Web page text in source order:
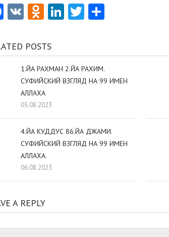
Facebook
VKOdnoklassniki
LinkedIn
TwitterОтправить
POSTS
1.ЙА РАХМАН 2.ЙА РАХИМ.
СУФИЙСКИЙ ВЗГЛЯД НА 99 ИМЕН
АЛЛАХА
05.08.2023
4.ЙА КУДДУС 86.ЙА ДЖАМИ.
СУФИЙСКИЙ ВЗГЛЯД НА 99 ИМЕН
АЛЛАХА.
06.08.2023
A REPLY